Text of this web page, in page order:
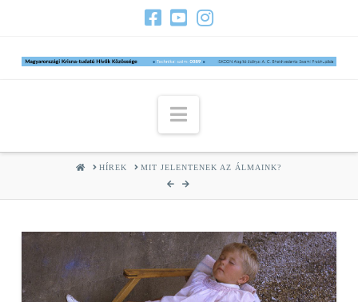
Navigation
HOMEHÍREK MIT JELENTENEK AZ ÁLMAINK?